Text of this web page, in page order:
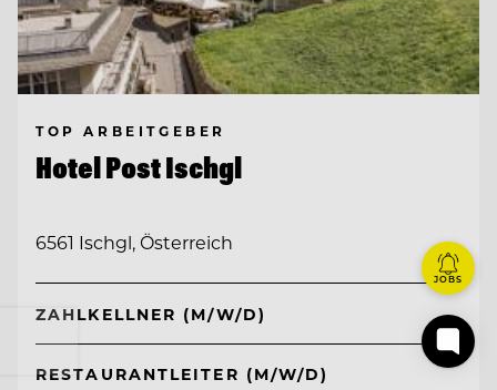
TOP ARBEITGEBER
Hotel Post Ischgl
6561 Ischgl, Österreich
ZAHLKELLNER (M/W/D)
RESTAURANTLEITER (M/W/D)
JOBS